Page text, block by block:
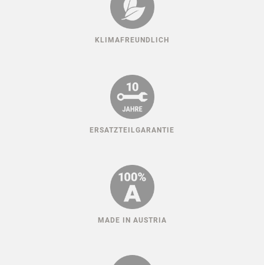
KLIMAFREUNDLICH
ERSATZTEILGARANTIE
MADE IN AUSTRIA